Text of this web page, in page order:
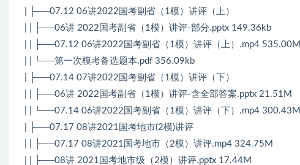
| ├──07.12 06讲2022 国考副省（1模）讲评（上）
| | ├──06讲 2022 国考副省（1模）讲评-部分.pptx 149.36kb
| | ├──07.12 06讲2022 国考副省（1模）讲评（上）.mp4 535.00M
| | └──第一次模考备选题本.pdf 356.09kb
| ├──07.14 07讲2022国考副省（1模）讲评（下）
| | ├──06讲 2022国考副省（1模）讲评-含全部答案.pptx 21.51M
| | └──07.14 06讲2022国考副省（1模）讲评（下）.mp4 300.43M
| ├──07.17 08讲2021国考地市(2模)讲评
| | ├──07.17 08讲2021国考地市（2模）讲评.mp4 324.75M
| | ├──08讲 2021国考地市级（2模）讲评.pptx 17.44M